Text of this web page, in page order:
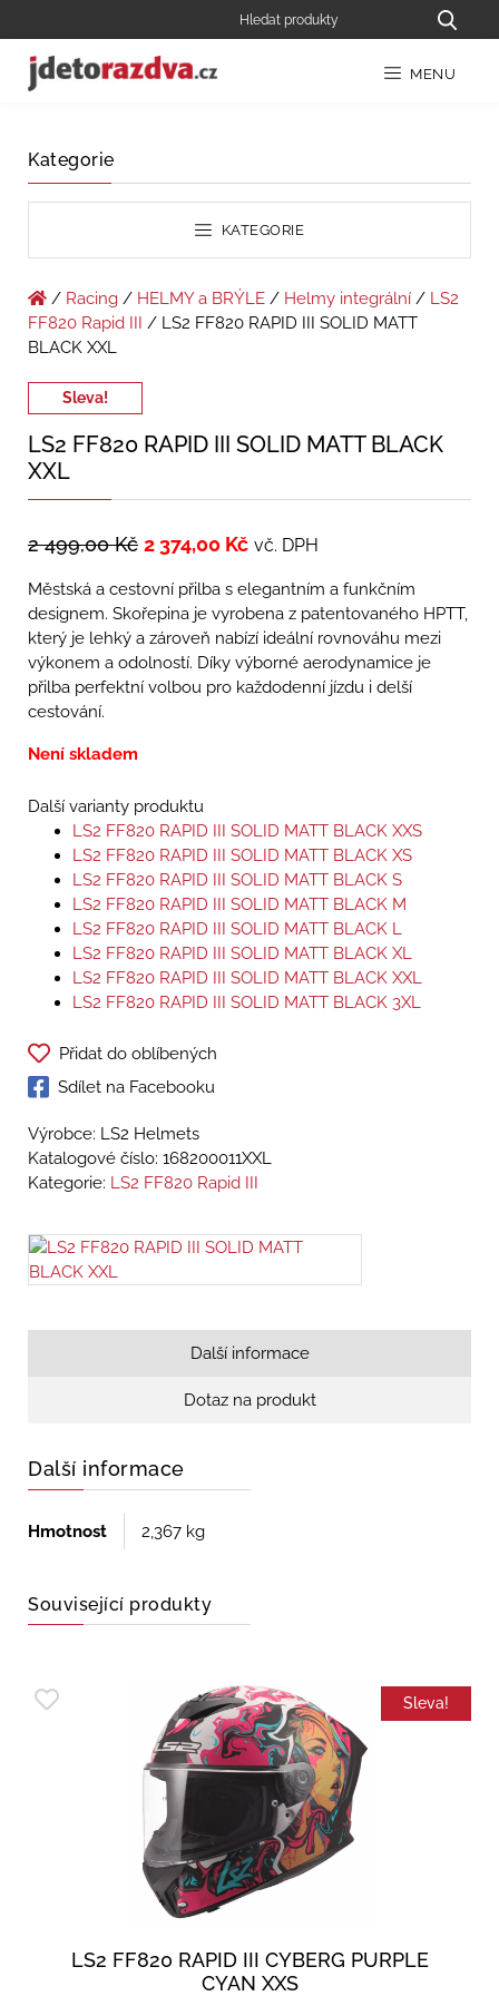
MENU
Kategorie
KATEGORIE
/ Racing / HELMY a BRÝLE / Helmy integrální / LS2
FF820 Rapid III
/ LS2 FF820 RAPID III SOLID MATT
BLACK XXL
Sleva!
LS2 FF820 RAPID III SOLID MATT BLACK
XXL
2 499,00Kč 2 374,00 Kč vč. DPH
Městská a cestovní přilba s elegantním a funkčním
designem. Skořepina je vyrobena z patentovaného HPTT,
který je lehký a zároveň nabízí ideální rovnováhu mezi
výkonem a odolností. Díky výborné aerodynamice je
přilba perfektní volbou pro každodenní jízdu i delší
cestování.
Není skladem
Další varianty produktu
LS2 FF820 RAPID III SOLID MATT BLACK XXS
LS2 FF820 RAPID III SOLID MATT BLACK XS
LS2 FF820 RAPID III SOLID MATT BLACK S
LS2 FF820 RAPID III SOLID MATT BLACK M
LS2 FF820 RAPID III SOLID MATT BLACK L
LS2 FF820 RAPID III SOLID MATT BLACK XL
LS2 FF820 RAPID III SOLID MATT BLACK XXL
LS2 FF820 RAPID III SOLID MATT BLACK 3XL
Přidat do oblíbených
Sdílet na Facebooku
Výrobce: LS2 Helmets
Katalogové číslo: 168200011XXL
Kategorie: LS2 FF820 Rapid III
Další informace
Dotaz na produkt
Další informace
Hmotnost 2,367 kg
Související produkty
Sleva!
LS2 FF820 RAPID III CYBERG PURPLE
CYAN XXS